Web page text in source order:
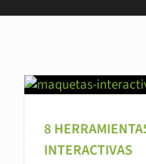
8
INTERACTIVAS